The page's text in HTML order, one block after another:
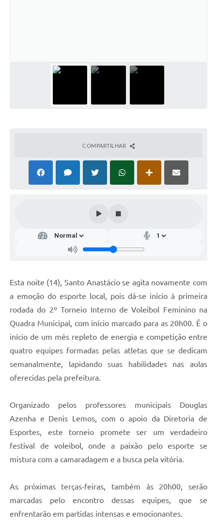
COMPARTILHAR
Esta noite (14), Santo Anastácio se agita novamente com
a emoção do esporte local, pois dá-se início à primeira
rodada do 2º Torneio Interno de Voleibol Feminino na
Quadra Municipal, com início marcado para as 20h00. É o
início de um mês repleto de energia e competição entre
quatro equipes formadas pelas atletas que se dedicam
semanalmente, lapidando suas habilidades nas aulas
oferecidas pela prefeitura.
Organizado pelos professores municipais Douglas
Azenha e Denis Lemos, com o apoio da Diretoria de
Esportes, este torneio promete ser um verdadeiro
festival de voleibol, onde a paixão pelo esporte se
mistura com a camaradagem e a busca pela vitória.
As próximas terças-feiras, também às 20h00, serão
marcadas pelo encontro dessas equipes, que se
enfrentarão em partidas intensas e emocionantes.